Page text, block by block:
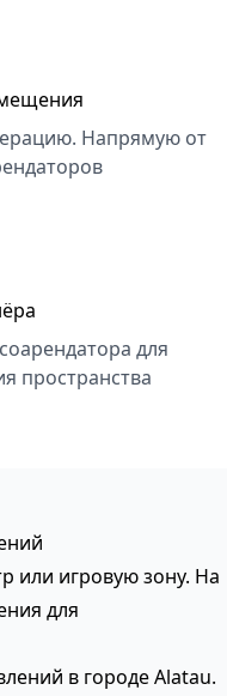
Напрямую от
для
пространства
или игровую зону. На
для
в городе Alatau.